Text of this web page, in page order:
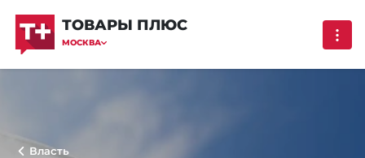
ТОВАРЫ ПЛЮС
МОСКВА
Власть